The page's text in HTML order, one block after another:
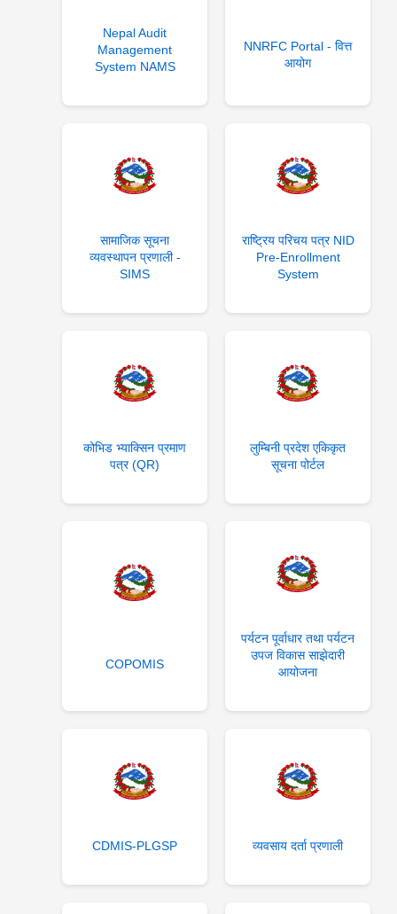
Nepal Audit
Management
System NAMS
NNRFC Portal - वित्त
आयोग
सामाजिक सूचना
व्यवस्थापन प्रणाली -
SIMS
राष्ट्रिय परिचय पत्र NID
Pre-Enrollment
System
कोभिड भ्याक्सिन प्रमाण
पत्र (QR)
लुम्बिनी प्रदेश एकिकृत
सूचना पोर्टल
COPOMIS
पर्यटन पूर्वाधार तथा पर्यटन
उपज विकास साझेदारी
आयोजना
CDMIS-PLGSP व्यवसाय दर्ता प्रणाली